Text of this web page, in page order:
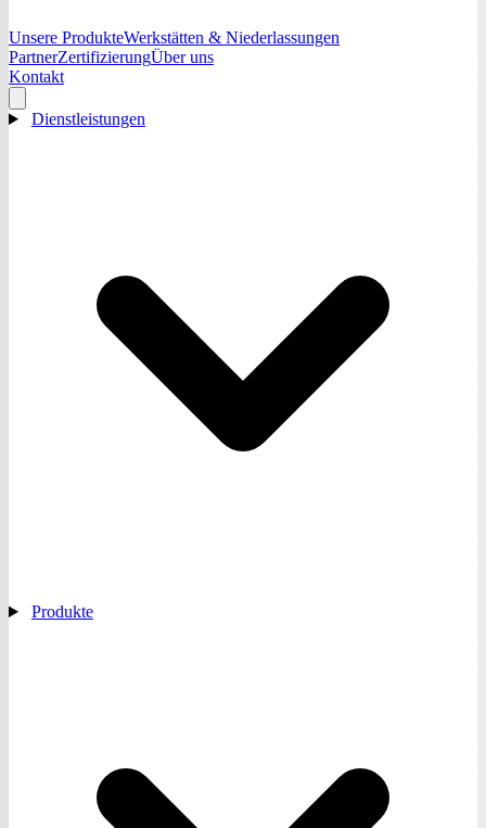
Unsere ProdukteWerkstätten & Niederlassungen
PartnerZertifizierungÜber uns
Kontakt
Dienstleistungen
Produkte